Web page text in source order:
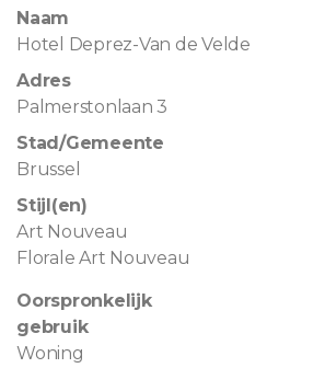
Naam
Hotel Deprez-Van de Velde
Adres
Palmerstonlaan 3
Stad/Gemeente
Brussel
Stijl(en)
Art Nouveau
Florale Art Nouveau
Oorspronkelijk
gebruik
Woning